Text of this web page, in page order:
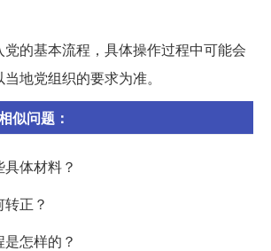
的基本流程，具体操作过程中可能会
地党组织的要求为准。
似问题：
体材料？
正？
怎样的？